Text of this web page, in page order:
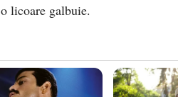
licoare galbuie.